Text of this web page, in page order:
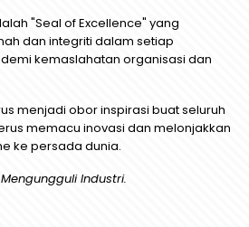
"Seal of Excellence" yang
dan integriti dalam setiap
kemaslahatan organisasi dan
menjadi obor inspirasi buat seluruh
memacu inovasi dan melonjakkan
ke persada dunia.
Industri.